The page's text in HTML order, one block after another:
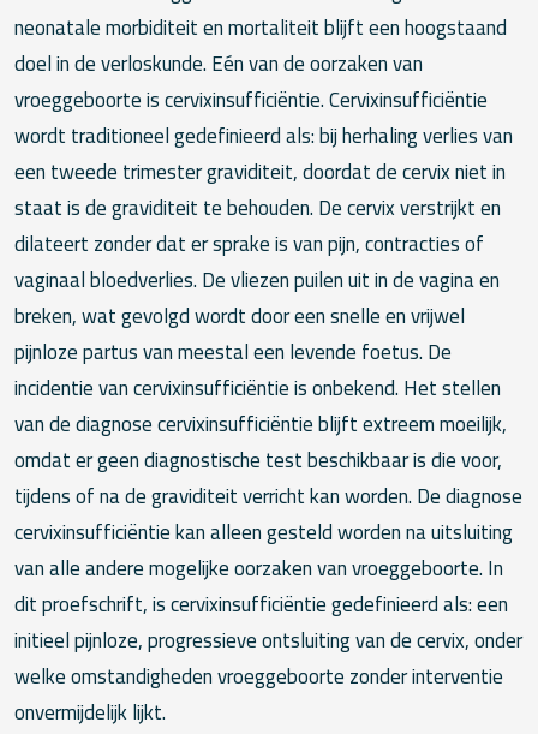
neonatale morbiditeit en mortaliteit blijft een hoogstaand
doel in de verloskunde. Eén van de oorzaken van
vroeggeboorte is cervixinsufficiëntie. Cervixinsufficiëntie
wordt traditioneel gedefinieerd als: bij herhaling verlies van
een tweede trimester graviditeit, doordat de cervix niet in
staat is de graviditeit te behouden. De cervix verstrijkt en
dilateert zonder dat er sprake is van pijn, contracties of
vaginaal bloedverlies. De vliezen puilen uit in de vagina en
breken, wat gevolgd wordt door een snelle en vrijwel
pijnloze partus van meestal een levende foetus. De
incidentie van cervixinsufficiëntie is onbekend. Het stellen
van de diagnose cervixinsufficiëntie blijft extreem moeilijk,
omdat er geen diagnostische test beschikbaar is die voor,
tijdens of na de graviditeit verricht kan worden. De diagnose
cervixinsufficiëntie kan alleen gesteld worden na uitsluiting
van alle andere mogelijke oorzaken van vroeggeboorte. In
dit proefschrift, is cervixinsufficiëntie gedefinieerd als: een
initieel pijnloze, progressieve ontsluiting van de cervix, onder
welke omstandigheden vroeggeboorte zonder interventie
onvermijdelijk lijkt.